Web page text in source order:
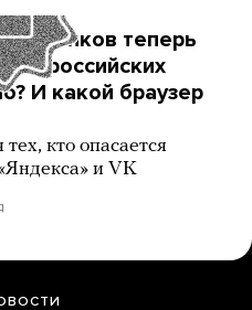
банков теперь
в российских
И какой браузер
кто опасается
и VK